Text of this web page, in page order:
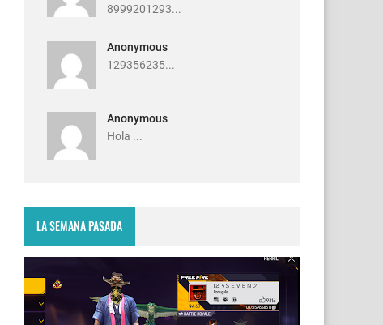
8999201293...
Anonymous
129356235...
Anonymous
Hola ...
LA SEMANA PASADA